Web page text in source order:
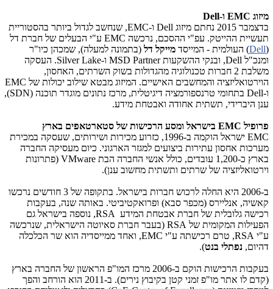
מיזוג EMC ו-Dell
בדצמבר 2015 נחתם מיזוג
Dell ו-EMC, שנחשב לגדול ביותר בהסטוריית
תעשיית ההייטק. עפ"י ההסכם, נרכשה EMC ע"י הבעלים של חברת דל
(
Dell) העולמית - המייסד מייקל דל (בתמונה למעלה), שמכהן כיו"ר
ומנכ"ל Dell, ובנקי ההשקעותMSD Partner ו-Silver Lake. העסקה
משלבת 2 חברות טכנולוגיה מהגדולות בשוק השרתים, האחסון,
הוירטואליזציה והמחשבים האישיים. המיזוג מבטא שילוב יכולות של EMC
ו-Dell
בתחומי טרנספורמציה דיגיטלית, מרכז נתונים מוגדר תוכנה (SDN),
ענן היברידי, תשתית אחודה ואבטחת מידע.
פרופיל EMC בישראל ומסע הרכישות של סטארטאפים בארץ
EMC
ישראל הוקמה ב-1996, כזרוע מכירות ושירותים, שעסקה במכירת
מערכות אחסון עתירות ביצועים למגזר הארגוני. כיום מעסיקה החברה
בארץ כ-1,200 עובדים, כולל אנשי החברה הבת
VMware (פתרונות
וירטואליזציה של שרתים ותשתית מחשוב ענן).
ב-2006 היא החלה לרכוש חברות בישראל. בתקופה של 3 חודשים נרכשו
קאשיה, אנליירס (מכפר סבא) ופרואקטיביטי. באותה שנה, בעקבות
רכישה גלובלית של חברת אבטחת המידע RSA, נוספה בישראל גם
הפעילות המקומית של RSA (בעבר חברת סאיוטה הישראלית, שנרכשה
ע"י RSA, טרם רכישתה ע"י EMC, ואחד ממייסדיה הוא שר הכלכלה
דהיום, נפתלי בנט).
בעקבות הרכישות הוקם ב-2006 מרכז המו"פ הראשון של החברה בארץ
(קדם לו אתר מו"פ זמני קטן בקיבוץ נירים). ב-2011 הוא הורחב והפך